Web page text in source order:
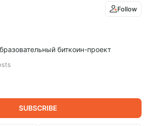
Follow
биткоин-проект
SUBSCRIBE